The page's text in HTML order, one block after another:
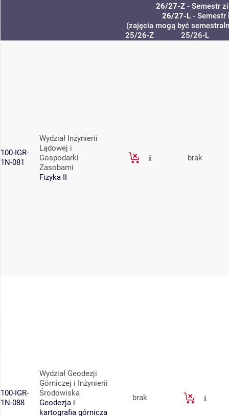
26/27-Z - Semestr
26/27-L -
(zajęcia mogą być
25/26-Z
25/26-L
100-IGR-
1N-081
Wydział Inżynierii
Lądowej i
Gospodarki
Zasobami
Fizyka II
brak
100-IGR-
1N-088
Wydział Geodezji
Górniczej i Inżynierii
Środowiska
Geodezja i
kartografia górnicza
brak